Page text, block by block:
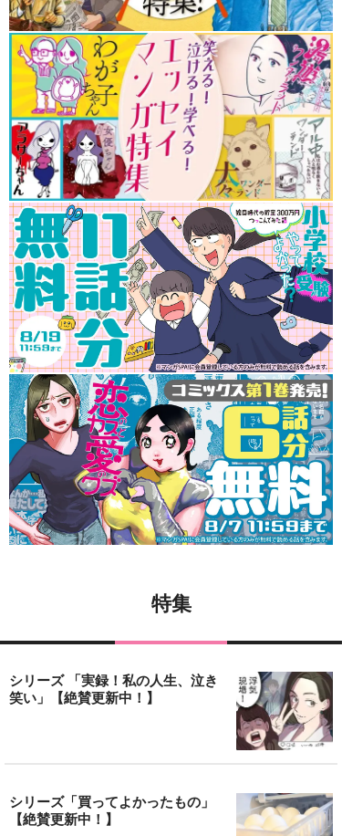
特集
シリーズ 「実録！私の人生、泣き
笑い」【絶賛更新中！】
シリーズ「買ってよかったもの」
【絶賛更新中！】